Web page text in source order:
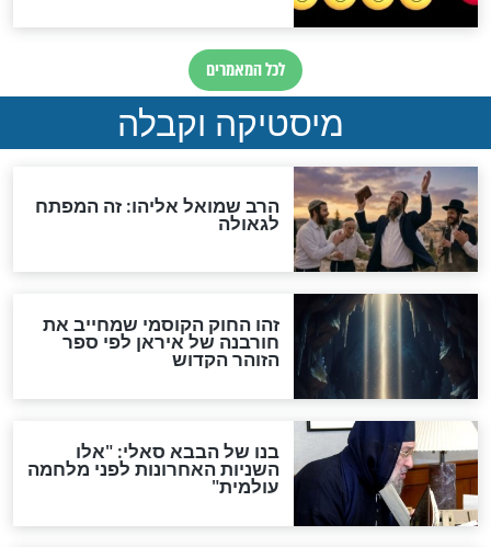
האם אפשר לחשב את הקץ?
מה יהיה בימות המשיח?
"לפני הגאולה תהיה אפיקורסות
והכחשה גדולה מאוד של
האמונה"